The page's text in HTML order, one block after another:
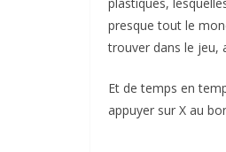
presque tout le
trouver dans le jeu,
Et de temps en
appuyer sur X au